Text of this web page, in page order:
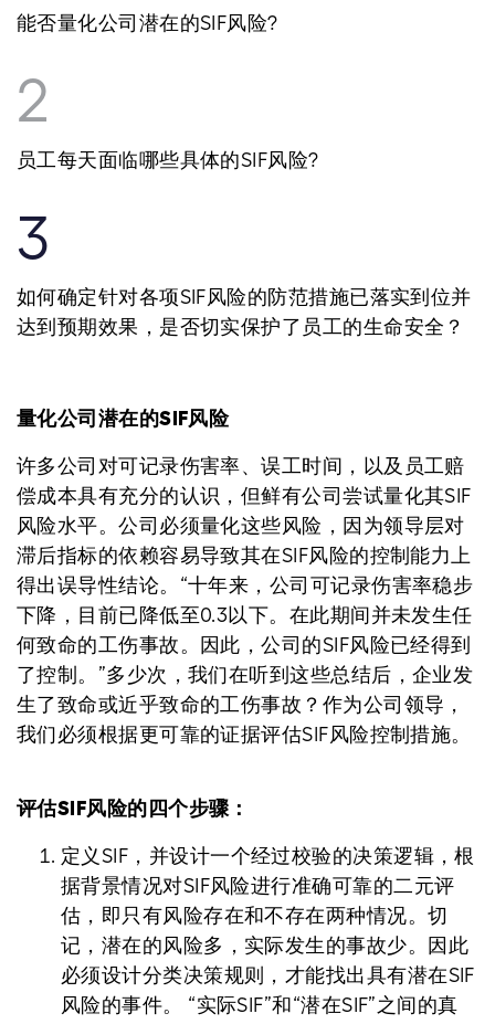
能否量化公司潜在的SIF风险?
2
员工每天面临哪些具体的SIF风险?
3
如何确定针对各项SIF风险的防范措施已落实到位并
达到预期效果，是否切实保护了员工的生命安全？
量化公司潜在的SIF风险
许多公司对可记录伤害率、误工时间，以及员工赔
偿成本具有充分的认识，但鲜有公司尝试量化其SIF
风险水平。公司必须量化这些风险，因为领导层对
滞后指标的依赖容易导致其在SIF风险的控制能力上
得出误导性结论。“十年来，公司可记录伤害率稳步
下降，目前已降低至0.3以下。在此期间并未发生任
何致命的工伤事故。因此，公司的SIF风险已经得到
了控制。”多少次，我们在听到这些总结后，企业发
生了致命或近乎致命的工伤事故？作为公司领导，
我们必须根据更可靠的证据评估SIF风险控制措施。
评估SIF风险的四个步骤：
定义SIF，并设计一个经过校验的决策逻辑，根
据背景情况对SIF风险进行准确可靠的二元评
估，即只有风险存在和不存在两种情况。切
记，潜在的风险多，实际发生的事故少。因此
必须设计分类决策规则，才能找出具有潜在SIF
风险的事件。 “实际SIF”和“潜在SIF”之间的真